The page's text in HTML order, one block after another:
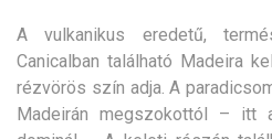
A vulkanikus eredetű,
Canicalban található Madeira
rézvörös szín adja. A
Madeirán megszokottól – itt